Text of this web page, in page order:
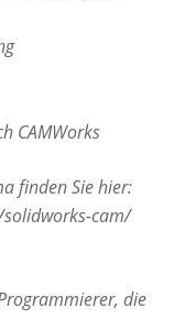
CAMWorks
finden Sie hier:
cam/
die